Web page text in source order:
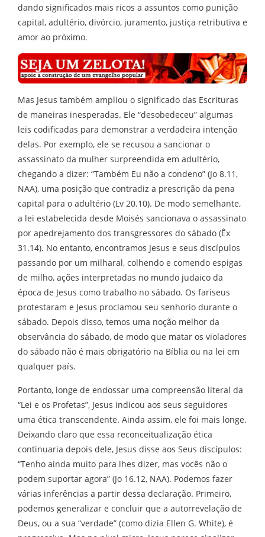
dando significados mais ricos a assuntos como punição
capital, adultério, divórcio, juramento, justiça retributiva e
amor ao próximo.
Mas Jesus também ampliou o significado das Escrituras
de maneiras inesperadas. Ele “desobedeceu” algumas
leis codificadas para demonstrar a verdadeira intenção
delas. Por exemplo, ele se recusou a sancionar o
assassinato da mulher surpreendida em adultério,
chegando a dizer: “Também Eu não a condeno” (Jo 8.11,
NAA), uma posição que contradiz a prescrição da pena
capital para o adultério (Lv 20.10). De modo semelhante,
a lei estabelecida desde Moisés sancionava o assassinato
por apedrejamento dos transgressores do sábado (Êx
31.14). No entanto, encontramos Jesus e seus discípulos
passando por um milharal, colhendo e comendo espigas
de milho, ações interpretadas no mundo judaico da
época de Jesus como trabalho no sábado. Os fariseus
protestaram e Jesus proclamou seu senhorio durante o
sábado. Depois disso, temos uma noção melhor da
observância do sábado, de modo que matar os violadores
do sábado não é mais obrigatório na Bíblia ou na lei em
qualquer país.
Portanto, longe de endossar uma compreensão literal da
“Lei e os Profetas”, Jesus indicou aos seus seguidores
uma ética transcendente. Ainda assim, ele foi mais longe.
Deixando claro que essa reconceitualização ética
continuaria depois dele, Jesus disse aos Seus discípulos:
“Tenho ainda muito para lhes dizer, mas vocês não o
podem suportar agora” (Jo 16.12, NAA). Podemos fazer
várias inferências a partir dessa declaração. Primeiro,
podemos generalizar e concluir que a autorrevelação de
Deus, ou a sua “verdade” (como dizia Ellen G. White), é